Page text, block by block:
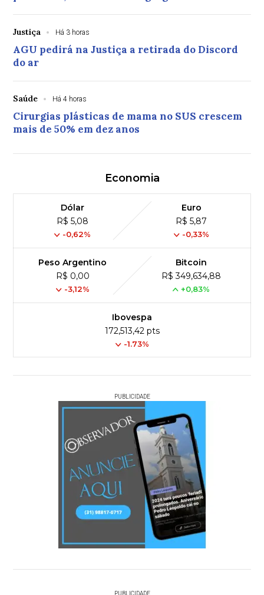
Justiça Há 3 horas
AGU pedirá na Justiça a retirada do Discord
do ar
Saúde Há 4 horas
Cirurgias plásticas de mama no SUS crescem
mais de 50% em dez anos
Economia
Dólar
R$ 5,08
-0,62%
Euro
R$ 5,87
-0,33%
Peso Argentino
R$ 0,00
-3,12%
Bitcoin
R$ 349,634,88
+0,83%
Ibovespa
172,513,42 pts
-1.73%
PUBLICIDADE
PUBLICIDADE